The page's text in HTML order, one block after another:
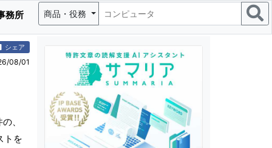
務所 商品・役務
シェア
08/01
、
トを